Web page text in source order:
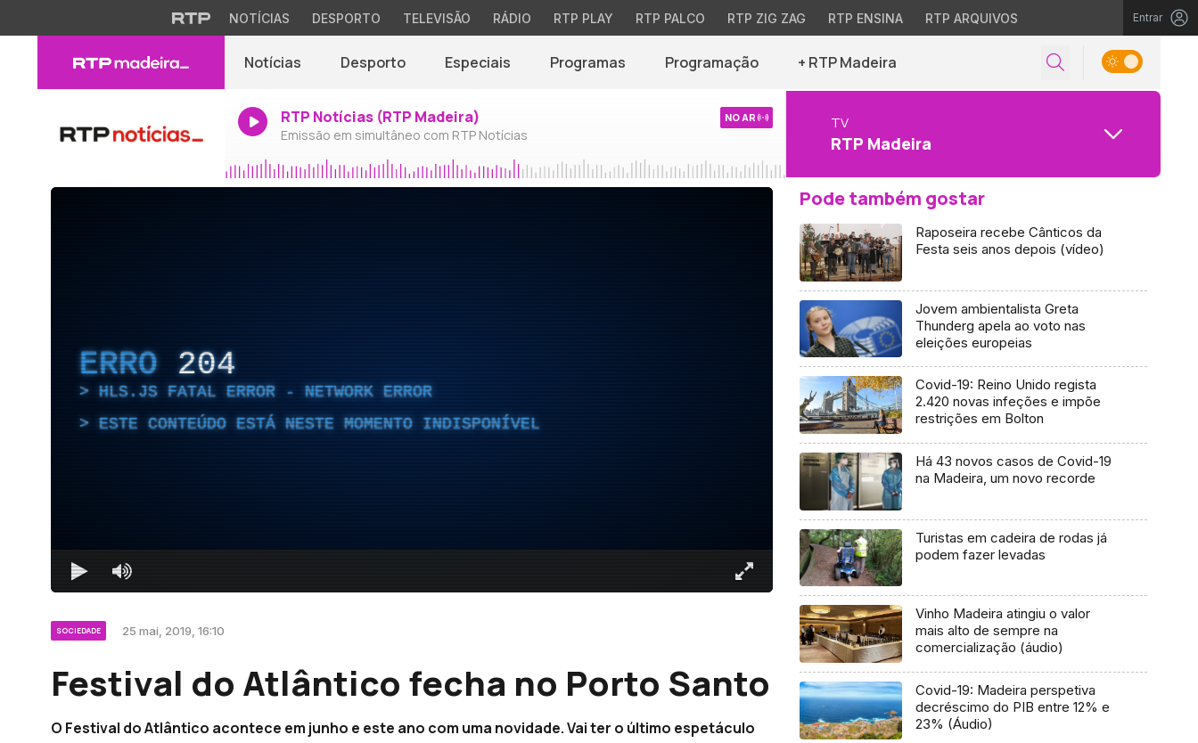
NOTÍCIAS DESPORTO TELEVISÃO RÁDIO RTP PLAY RTP PALCO RTP ZIG ZAG RTP ENSINA RTP ARQUIVOS Entrar
Notícias Desporto Especiais Programas Programação + RTP Madeira
RTP Notícias (RTP Madeira)
Emissão em simultâneo com RTP Notícias
NO AR TV
RTP Madeira
ERRO 204
HLS.JS FATAL ERROR - NETWORK ERROR
ESTE CONTEÚDO ESTÁ NESTE MOMENTO INDISPONÍVEL
SOCIEDADE 25 mai, 2019, 16:10
Festival do Atlântico fecha no Porto Santo
O Festival do Atlântico acontece em junho e este ano com uma novidade. Vai ter o último espetáculo
Pode também gostar
Raposeira recebe Cânticos da
Festa seis anos depois (vídeo)
Jovem ambientalista Greta
Thunderg apela ao voto nas
eleições europeias
Covid-19: Reino Unido regista
2.420 novas infeções e impõe
restrições em Bolton
Há 43 novos casos de Covid-19
na Madeira, um novo recorde
Turistas em cadeira de rodas já
podem fazer levadas
Vinho Madeira atingiu o valor
mais alto de sempre na
comercialização (áudio)
Covid-19: Madeira perspetiva
decréscimo do PIB entre 12% e
23% (Áudio)